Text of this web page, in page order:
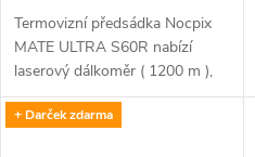
Termovizní předsádka Nocpix
MATE ULTRA S60R nabízí
laserový dálkoměr ( 1200 m ),
balistický kalkulátor, detekční
vzdálenost 3100 m, čočku 60
+ Darček zdarma